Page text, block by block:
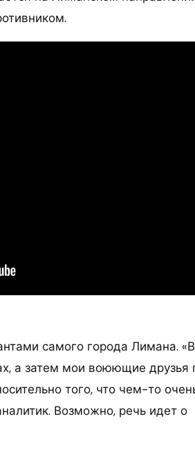
самого города Лимана.
а затем мои воюющие друзья
того, что чем-то
Возможно, речь идет о